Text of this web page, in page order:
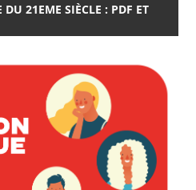
21EME SIÈCLE : PDF ET